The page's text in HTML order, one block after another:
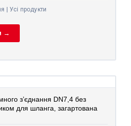
| Усі продукти
→
з’єднання DN7,4 без
для шланга, загартована